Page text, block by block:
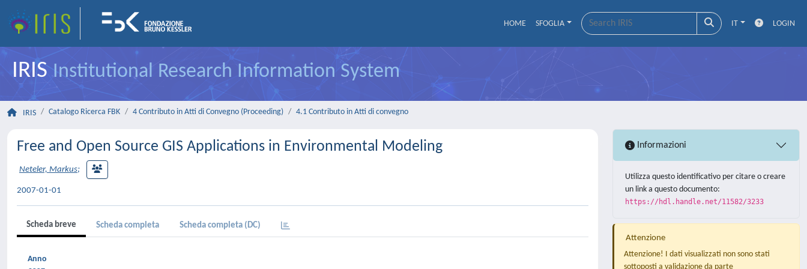
HOME SFOGLIA IT LOGIN
IRISInstitutional Research Information System
IRIS Catalogo Ricerca FBK 4 Contributo in Atti di Convegno (Proceeding) 4.1 Contributo in Atti di convegno
Free and Open Source GIS Applications in Environmental Modeling
Neteler, Markus;
2007-01-01
Scheda breve Scheda completa Scheda completa (DC)
Anno
Informazioni
Utilizza questo identificativo per citare o creare
un link a questo documento:
https://hdl.handle.net/11582/3233
Attenzione
Attenzione! I dati visualizzati non sono stati
sottoposti a validazione da parte